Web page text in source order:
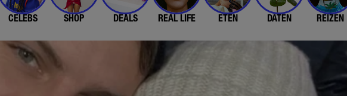
CELEBS SHOP DEALS REAL LIFE ETEN DATEN REIZEN